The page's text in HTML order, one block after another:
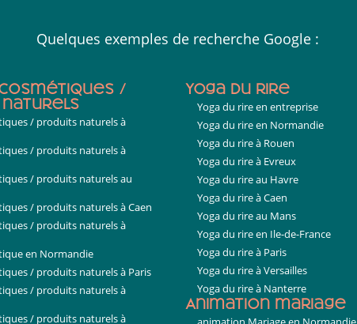
Quelques exemples de recherche Google :
/
naturels
/ produits naturels à
/ produits naturels à
/ produits naturels au
/ produits naturels à Caen
/ produits naturels à
en Normandie
/ produits naturels à Paris
/ produits naturels à
/ produits naturels à
Yoga du rire
Yoga du rire en entreprise
Yoga du rire en Normandie
Yoga du rire à Rouen
Yoga du rire à Evreux
Yoga du rire au Havre
Yoga du rire à Caen
Yoga du rire au Mans
Yoga du rire en Ile-de-France
Yoga du rire à Paris
Yoga du rire à Versailles
Yoga du rire à Nanterre
Animation mariage